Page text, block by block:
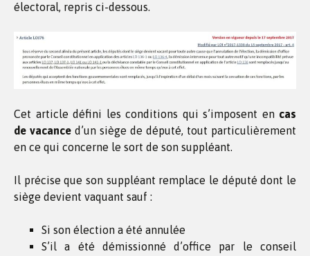
électoral, repris ci-dessous.
Cet article défini les conditions qui s’imposent en cas
de vacance d’un siège de député, tout particulièrement
en ce qui concerne le sort de son suppléant.
Il précise que son suppléant remplace le député dont le
siège devient vaquant sauf :
Si son élection a été annulée
S’il a été démissionné d’office par le conseil